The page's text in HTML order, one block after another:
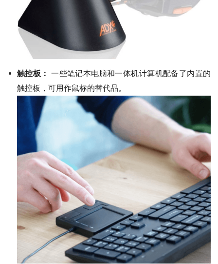
触控板： 一些笔记本电脑和一体机计算机配备了内置的
触控板，可用作鼠标的替代品。